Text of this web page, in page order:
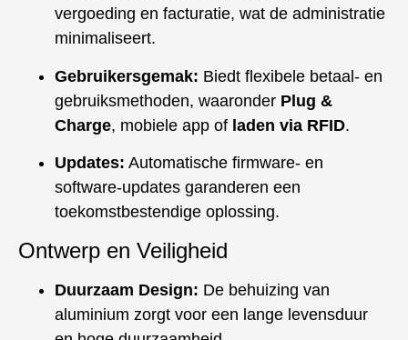
vergoeding en facturatie, wat de administratie
minimaliseert.
Gebruikersgemak: Biedt flexibele betaal- en
gebruiksmethoden, waaronder Plug &
Charge, mobiele app of laden via RFID.
Updates: Automatische firmware- en
software-updates garanderen een
toekomstbestendige oplossing.
Ontwerp en Veiligheid
Duurzaam Design: De behuizing van
aluminium zorgt voor een lange levensduur